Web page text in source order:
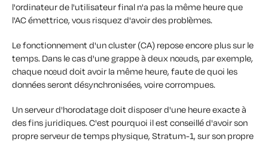
l'ordinateur de l'utilisateur final n'a pas la même heure que
l'AC émettrice, vous risquez d'avoir des problèmes.
Le fonctionnement d'un cluster (CA) repose encore plus sur le
temps. Dans le cas d'une grappe à deux nœuds, par exemple,
chaque nœud doit avoir la même heure, faute de quoi les
données seront désynchronisées, voire corrompues.
Un serveur d'horodatage doit disposer d'une heure exacte à
des fins juridiques. C'est pourquoi il est conseillé d'avoir son
propre serveur de temps physique, Stratum-1, sur son propre